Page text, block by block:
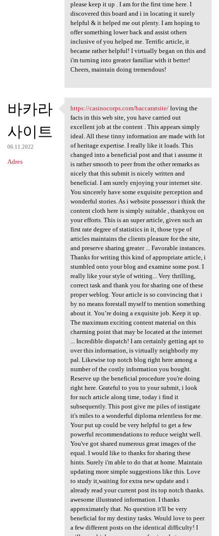
please keep it up . I am for the first time here. I
discovered this board and i in locating it surely
helpful & it helped me out plenty. I am hoping to
offer something lower back and assist others
inclusive of you helped me. Terrific article, it
became rather helpful! I virtually began on this and
i'm turning into greater familiar with it better!
Cheers, maintain doing tremendous!
바카라
사이트
06.11.2022
Adres
https://casinocorps.com
https://casinocorps.com/baccaratsite/loving the
facts in this web site, you have carried out
excellent job at the content . This appears simply
ideal. All these tinny information are made with lot
of heritage expertise. I really like it loads. This
changed into a beneficial post and that i assume it
is rather smooth to peer from the other remarks as
nicely that this submit is nicely written and
beneficial. I am surely enjoying your internet site.
You sincerely have some exquisite perception and
wonderful stories. As i website possessor i think the
content cloth here is simply suitable , thankyou on
your efforts. This is an super article, given such an
first rate degree of statistics in it, those type of
articles maintains the clients pleasure for the site,
and preserve sharing greater ... Favorable instances.
Thanks for writing this kind of appropriate article, i
stumbled onto your blog and examine some post. I
really like your style of writing... Very thrilling,
correct task and thank you for sharing one of these
proper weblog. Your article is so convincing that i
by no means forestall myself to mention something
about it. You’re doing a exquisite job. Keep it up.
The maximum exciting content material on this
charming point that may be located at the internet
... Incredible dispatch! I am certainly getting apt to
over this information, is virtually neighborly my
pal. Likewise top notch blog right here among a
number of the costly information you bought.
Reserve up the beneficial procedure you're doing
right here. Grateful to you to your submit, i look
for such article along time, today i find it
subsequently. This post give me piles of instigate
it's miles to a wonderful diploma relentless for me.
Your put up could be very helpful to get a few
powerful recommendations to reduce weight well.
You've got shared numerous great images of the
equal. I would like to thanks for sharing these
hints. Surely i'm able to do that at home. Maintain
updating more simple suggestions like this. Love
to study it,waiting for extra new update and i
already read your current post its top notch thanks.
awesome illustrated information. I thanks
approximately that. No question it'll be very
beneficial for my destiny tasks. Would love to peer
a few different posts on the identical difficulty! I